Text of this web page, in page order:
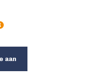
aan